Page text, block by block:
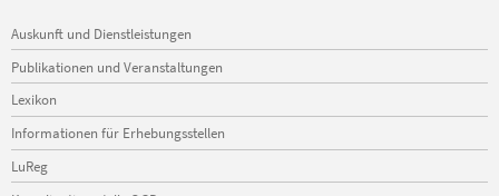
Navigation
überspringen
Auskunft und Dienstleistungen
Publikationen und Veranstaltungen
Lexikon
Informationen für Erhebungsstellen
LuReg